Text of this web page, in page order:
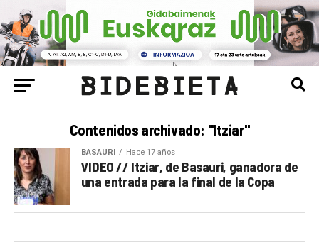
Contenidos archivado: "Itziar"
BASAURI Hace 17 años
VIDEO // Itziar, de Basauri, ganadora de
una entrada para la final de la Copa